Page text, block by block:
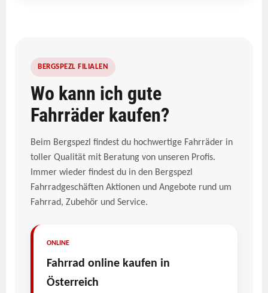
BERGSPEZL FILIALEN
Wo kann ich gute
Fahrräder kaufen?
Beim Bergspezl findest du hochwertige Fahrräder in
toller Qualität mit Beratung von unseren Profis.
Immer wieder findest du in den Bergspezl
Fahrradgeschäften Aktionen und Angebote rund um
Fahrrad, Zubehör und Service.
ONLINE
Fahrrad online kaufen in
Österreich